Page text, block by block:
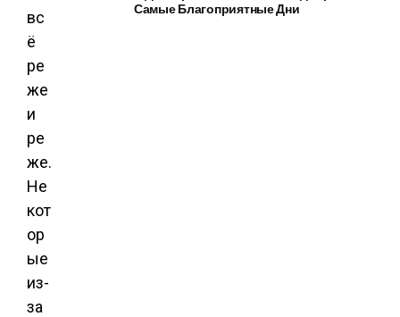
вс
ё
ре
же
и
ре
же.
Не
кот
ор
ые
из-
за
Самые Благоприятные Дни